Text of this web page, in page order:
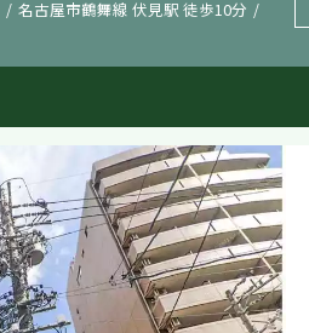
名古屋市鶴舞線 伏見駅 徒歩10分